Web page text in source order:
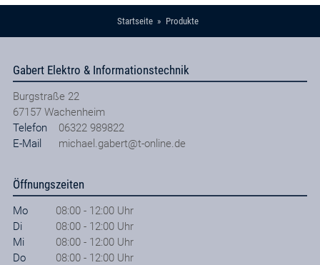
Startseite Produkte
Gabert Elektro & Informationstechnik
Burgstraße 22
67157 Wachenheim
Telefon
06322 989822
E-Mail
michael.gabert@t-online.de
Öffnungszeiten
Mo
08:00 - 12:00 Uhr
Di
08:00 - 12:00 Uhr
Mi
08:00 - 12:00 Uhr
Do
08:00 - 12:00 Uhr